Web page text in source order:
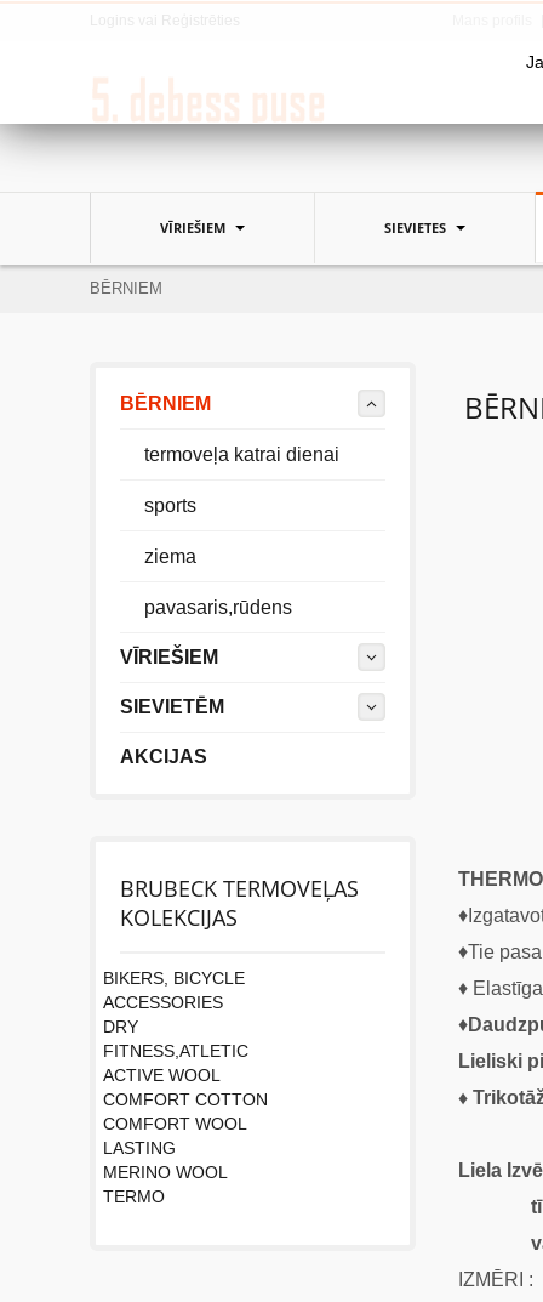
VĪRIEŠIEM SIEVIETES
BĒRNIEM
THERMO
♦Tie
♦
♦
Lieliski
♦
Liela
tīra
vai
IZMĒRI
BĒRNIEM
termoveļa katrai dienai
sports
ziema
pavasaris,rūdens
VĪRIEŠIEM
SIEVIETĒM
AKCIJAS
BRUBECK TERMOVEĻAS
KOLEKCIJAS
BIKERS, BICYCLE
ACCESSORIES
DRY
FITNESS,ATLETIC
ACTIVE WOOL
COMFORT COTTON
COMFORT WOOL
LASTING
MERINO WOOL
TERMO